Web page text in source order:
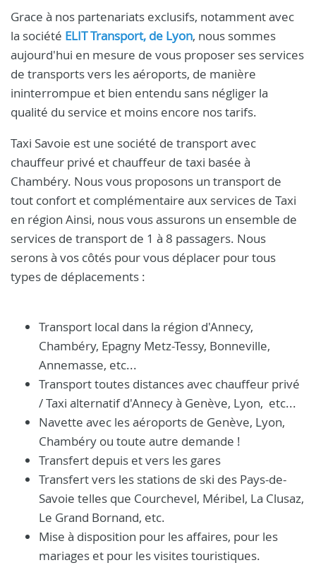
Grace à nos partenariats exclusifs, notamment avec
la société ELIT Transport, de Lyon, nous sommes
aujourd'hui en mesure de vous proposer ses services
de transports vers les aéroports, de manière
ininterrompue et bien entendu sans négliger la
qualité du service et moins encore nos tarifs.
Taxi Savoie est une société de transport avec
chauffeur privé et chauffeur de taxi basée à
Chambéry. Nous vous proposons un transport de
tout confort et complémentaire aux services de Taxi
en région Ainsi, nous vous assurons un ensemble de
services de transport de 1 à 8 passagers. Nous
serons à vos côtés pour vous déplacer pour tous
types de déplacements :
Transport local dans la région d'Annecy,
Chambéry, Epagny Metz-Tessy, Bonneville,
Annemasse, etc...
Transport toutes distances avec chauffeur privé
/ Taxi alternatif d'Annecy à Genève, Lyon, etc...
Navette avec les aéroports de Genève, Lyon,
Chambéry ou toute autre demande !
Transfert depuis et vers les gares
Transfert vers les stations de ski des Pays-de-
Savoie telles que Courchevel, Méribel, La Clusaz,
Le Grand Bornand, etc.
Mise à disposition pour les affaires, pour les
mariages et pour les visites touristiques.